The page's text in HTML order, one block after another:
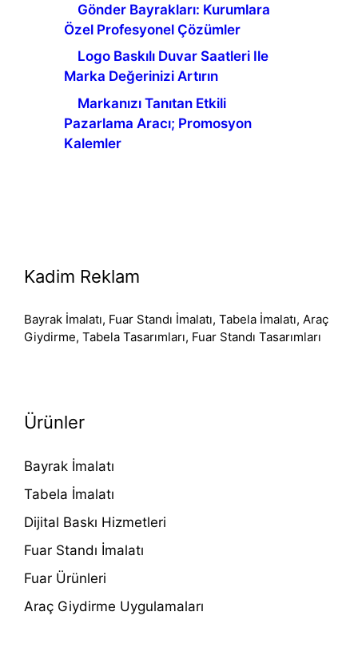
Gönder Bayrakları: Kurumlara
Özel Profesyonel Çözümler
Logo Baskılı Duvar Saatleri Ile
Marka Değerinizi Artırın
Markanızı Tanıtan Etkili
Pazarlama Aracı; Promosyon
Kalemler
Kadim Reklam
Bayrak İmalatı, Fuar Standı İmalatı, Tabela İmalatı, Araç
Giydirme, Tabela Tasarımları, Fuar Standı Tasarımları
Ürünler
Bayrak İmalatı
Tabela İmalatı
Dijital Baskı Hizmetleri
Fuar Standı İmalatı
Fuar Ürünleri
Araç Giydirme Uygulamaları